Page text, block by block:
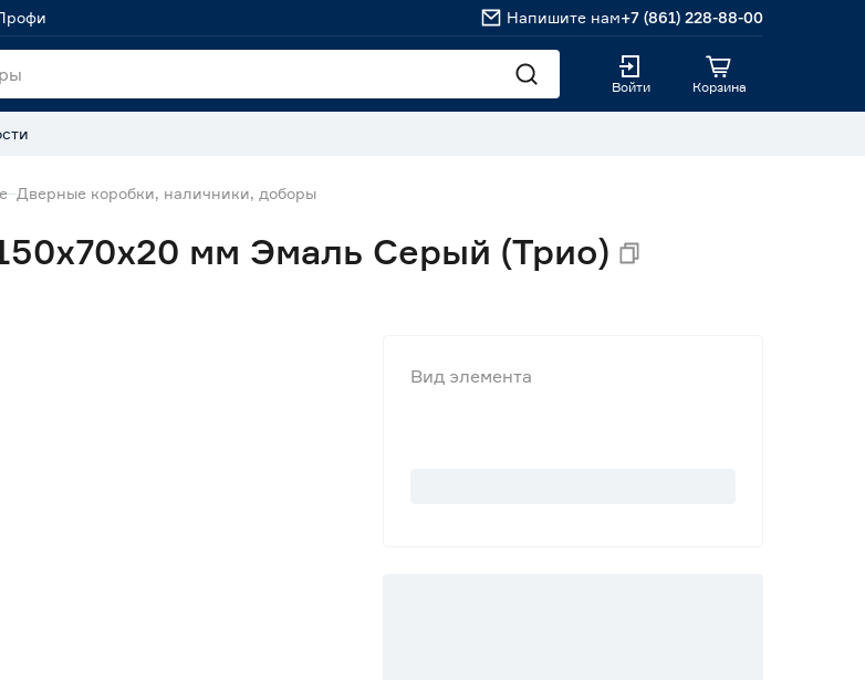
Напишите нам+7 (861) 228-88-00
Войти Корзина
Дверные коробки, наличники, доборы
мм Эмаль Серый (Трио)
Вид элемента